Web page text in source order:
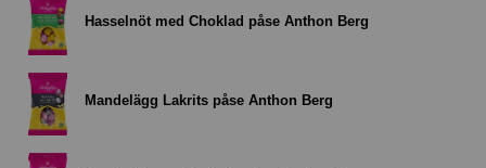
Hasselnöt med Choklad påse Anthon Berg
Mandelägg Lakrits påse Anthon Berg